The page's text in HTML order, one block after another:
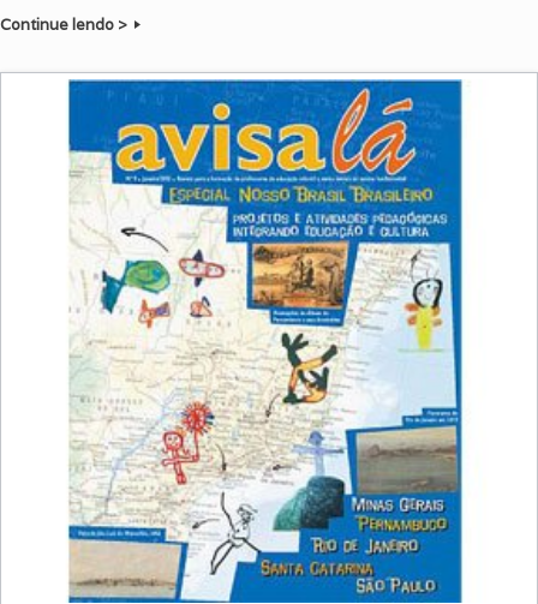
Continue lendo >